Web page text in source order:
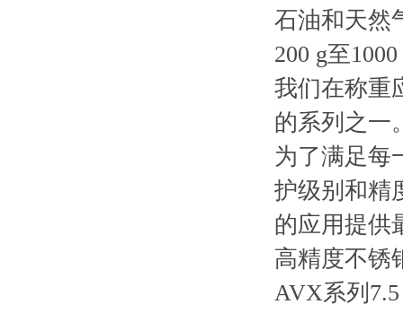
石油和天然
200 g至
我们在称重
的系列之一
为了满足每
护级别和精
的应用提供
高精度不锈
AVX系列